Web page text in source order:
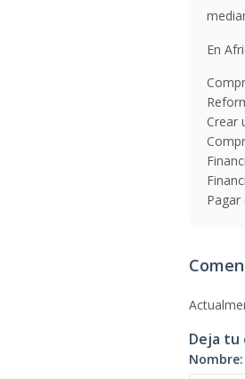
En
Crear
Pagar
Deja tu
Nombre: